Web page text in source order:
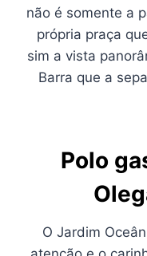
não é somente a
própria praça
sim a vista
Barra que a
Polo
O Jardim